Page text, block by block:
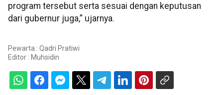
program tersebut serta sesuai dengan keputusan
dari gubernur juga,” ujarnya.
Pewarta : Qadri Pratiwi
Editor : Muhsidin